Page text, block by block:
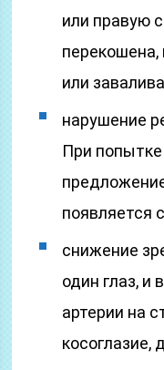
или правую
перекошена,
или
нарушение
При
появляется
снижение
один глаз, и
артерии на
косоглазие,